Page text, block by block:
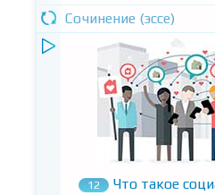
Сочинение (эссе)
12 Что такое